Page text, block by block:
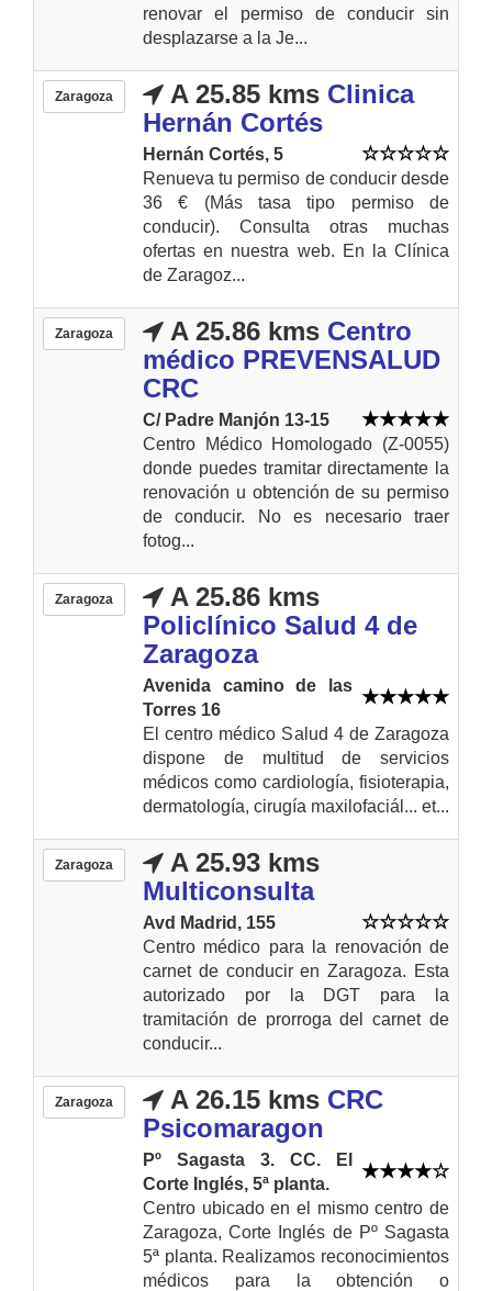
renovar el permiso de conducir sin
desplazarse a la Je...
Zaragoza A 25.85 kms Clinica
Hernán Cortés
Hernán Cortés, 5
Renueva tu permiso de conducir desde
36 € (Más tasa tipo permiso de
conducir). Consulta otras muchas
ofertas en nuestra web. En la Clínica
de Zaragoz...
Zaragoza A 25.86 kms Centro
médico PREVENSALUD
CRC
C/ Padre Manjón 13-15
Centro Médico Homologado (Z-0055)
donde puedes tramitar directamente la
renovación u obtención de su permiso
de conducir. No es necesario traer
fotog...
Zaragoza
A 25.86 kms
Policlínico Salud 4 de
Zaragoza
Avenida camino de las
Torres 16
El centro médico Salud 4 de Zaragoza
dispone de multitud de servicios
médicos como cardiología, fisioterapia,
dermatología, cirugía maxilofaciál... et...
Zaragoza
A 25.93 kms
Multiconsulta
Avd Madrid, 155
Centro médico para la renovación de
carnet de conducir en Zaragoza. Esta
autorizado por la DGT para la
tramitación de prorroga del carnet de
conducir...
Zaragoza A 26.15 kms CRC
Psicomaragon
Pº Sagasta 3. CC. El
Corte Inglés, 5ª planta.
Centro ubicado en el mismo centro de
Zaragoza, Corte Inglés de Pº Sagasta
5ª planta. Realizamos reconocimientos
médicos para la obtención o